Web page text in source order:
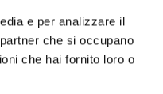
e per analizzare il
che si occupano
che hai fornito loro o